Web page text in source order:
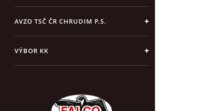
AVZO TSČ ČR CHRUDIM P.S.
VÝBOR KK